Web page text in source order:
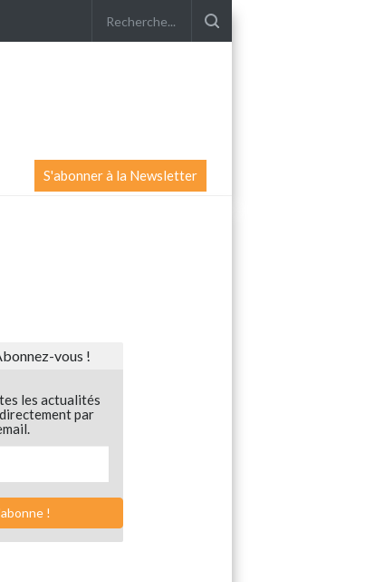
S'abonner à la Newsletter
vous !
les actualités
par
!